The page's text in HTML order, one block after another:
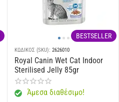
BESTSELLER
ΚΩΔΙΚΟΣ (SKU): 2626010
Royal Canin Wet Cat Indoor
Sterilised Jelly 85gr
Άμεσα διαθέσιμο!